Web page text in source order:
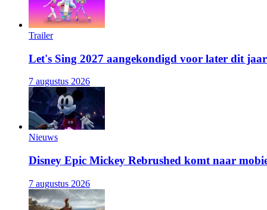
Trailer
Let's Sing 2027 aangekondigd voor later dit jaar
7 augustus 2026
Nieuws
Disney Epic Mickey Rebrushed komt naar
7 augustus 2026